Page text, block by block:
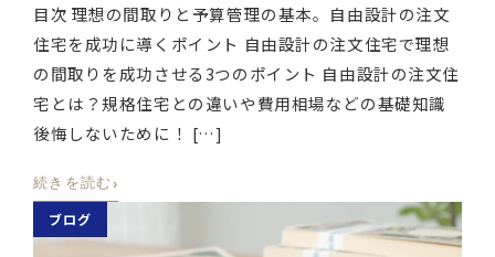
目次 理想の間取りと予算管理の基本。自由設計の注文
住宅を成功に導くポイント 自由設計の注文住宅で理想
の間取りを成功させる3つのポイント 自由設計の注文住
宅とは？規格住宅との違いや費用相場などの基礎知識
後悔しないために！ […]
続きを読む ›
ブログ